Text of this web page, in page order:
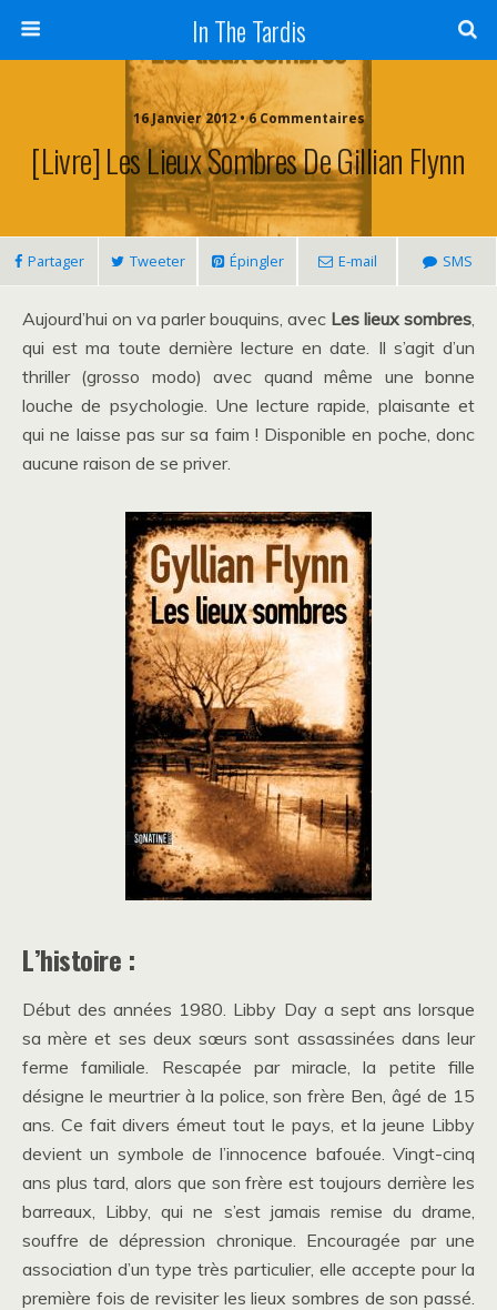
In The Tardis
16 Janvier 2012 • 6 Commentaires
[Livre] Les Lieux Sombres De Gillian Flynn
Partager Tweeter Épingler E-mail SMS
Aujourd’hui on va parler bouquins, avec Les lieux sombres,
qui est ma toute dernière lecture en date. Il s’agit d’un
thriller (grosso modo) avec quand même une bonne
louche de psychologie. Une lecture rapide, plaisante et
qui ne laisse pas sur sa faim ! Disponible en poche, donc
aucune raison de se priver.
L’histoire :
Début des années 1980. Libby Day a sept ans lorsque
sa mère et ses deux sœurs sont assassinées dans leur
ferme familiale. Rescapée par miracle, la petite fille
désigne le meurtrier à la police, son frère Ben, âgé de 15
ans. Ce fait divers émeut tout le pays, et la jeune Libby
devient un symbole de l’innocence bafouée. Vingt-cinq
ans plus tard, alors que son frère est toujours derrière les
barreaux, Libby, qui ne s’est jamais remise du drame,
souffre de dépression chronique. Encouragée par une
association d’un type très particulier, elle accepte pour la
première fois de revisiter les lieux sombres de son passé.